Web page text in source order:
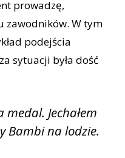
prowadzę,
zawodników. W tym
podejścia
sytuacji była dość
Jechałem
Bambi na lodzie.